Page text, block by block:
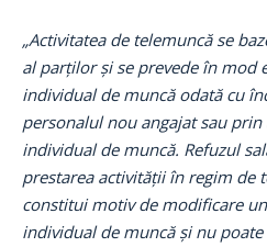
„Activitatea de telemuncă se
al parților și se prevede în mod
individual de muncă odată cu
personalul nou angajat sau
individual de muncă. Refuzul
prestarea activității în regim de
constitui motiv de modificare
individual de muncă și nu